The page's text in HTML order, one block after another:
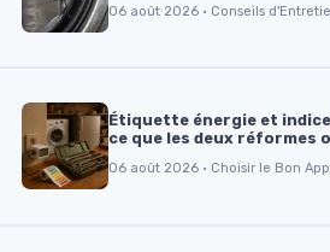
06 août 2026 · Conseils
Étiquette énergie et
ce que les deux réformes
06 août 2026 · Choisir le Bon